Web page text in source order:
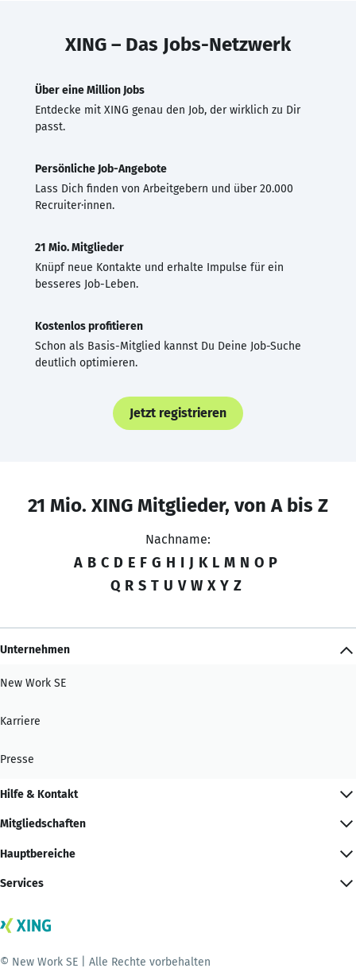
XING – Das Jobs-Netzwerk
Über eine Million Jobs
Entdecke mit XING genau den Job, der wirklich zu Dir
passt.
Persönliche Job-Angebote
Lass Dich finden von Arbeitgebern und über 20.000
Recruiter·innen.
21 Mio. Mitglieder
Knüpf neue Kontakte und erhalte Impulse für ein
besseres Job-Leben.
Kostenlos profitieren
Schon als Basis-Mitglied kannst Du Deine Job-Suche
deutlich optimieren.
Jetzt registrieren
21 Mio. XING Mitglieder, von A bis Z
Nachname:
A B C D E F G H I J K L M N O P
Q R S T U V W X Y Z
Unternehmen
New Work SE
Karriere
Presse
Hilfe & Kontakt
Mitgliedschaften
Hauptbereiche
Services
© New Work SE | Alle Rechte vorbehalten